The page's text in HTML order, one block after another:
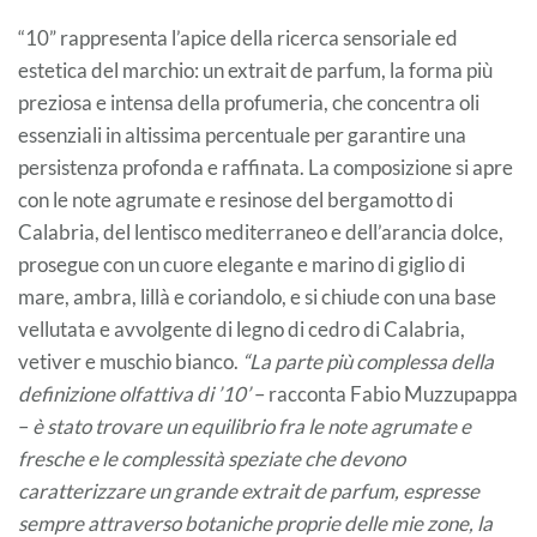
“10” rappresenta l’apice della ricerca sensoriale ed
estetica del marchio: un extrait de parfum, la forma più
preziosa e intensa della profumeria, che concentra oli
essenziali in altissima percentuale per garantire una
persistenza profonda e raffinata. La composizione si apre
con le note agrumate e resinose del bergamotto di
Calabria, del lentisco mediterraneo e dell’arancia dolce,
prosegue con un cuore elegante e marino di giglio di
mare, ambra, lillà e coriandolo, e si chiude con una base
vellutata e avvolgente di legno di cedro di Calabria,
vetiver e muschio bianco. “La parte più complessa della
definizione olfattiva di ’10’– racconta Fabio Muzzupappa
– è stato trovare un equilibrio fra le note agrumate e
fresche e le complessità speziate che devono
caratterizzare un grande extrait de parfum, espresse
sempre attraverso botaniche proprie delle mie zone, la